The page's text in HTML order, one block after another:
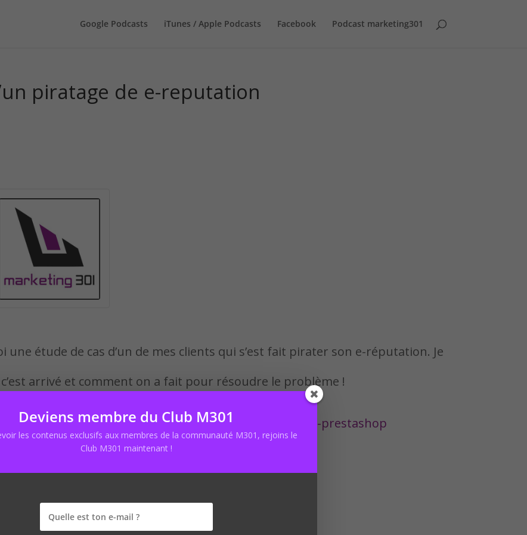
Google Podcasts iTunes / Apple Podcasts Facebook Podcast marketing301
piratage de e-reputation
une étude de cas d’un de mes clients qui s’est fait pirater son e-réputation. Je
arrivé et comment on a fait pour résoudre le problème !
comme un pro » :https://marketing301.net/installer-prestashop
Deviens membre du Club M301
les contenus exclusifs aux membres de la communauté M301, rejoins le
Club M301 maintenant !